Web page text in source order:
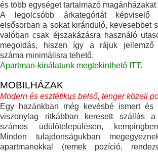
és több egységet tartalmazó
A legolcsóbb árkategóriát képviselő
elsősorban a sokat kiránduló, kevesebbet
valóban csak éjszakázásra használó
megoldás, hiszen így a rájuk jellemző
száma minimálisra tehető.
Apartman-kínálatunk megtekinthető ITT.
MOBILHÁZAK
Modern és esztétikus belső, tenger közeli
Egy hazánkban még kevésbé ismert
viszonylag ritkábban keresett szállás
számos üdülőtelepülésen,
Minden tulajdonságukban
apartmanokkal (remek pozíció,